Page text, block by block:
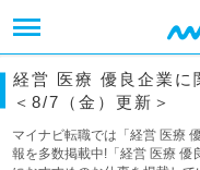
経営 医療 優良企業に
＜8/7（金）更新＞
マイナビ転職では「経営 医療
報を多数掲載中!「経営 医療 優